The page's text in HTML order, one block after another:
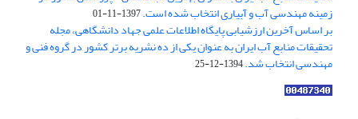
زمینه مهندسی آب و آبیاری انتخاب شده است.1397-11-01
بر اساس آخرین ارزشیابی پایگاه اطلاعات علمی جهاد دانشگاهی، مجله
تحقیقات منابع آب ایران به عنوان یکی از ده نشریه برتر کشور در گروه فنی و
مهندسی انتخاب شد.1394-12-25